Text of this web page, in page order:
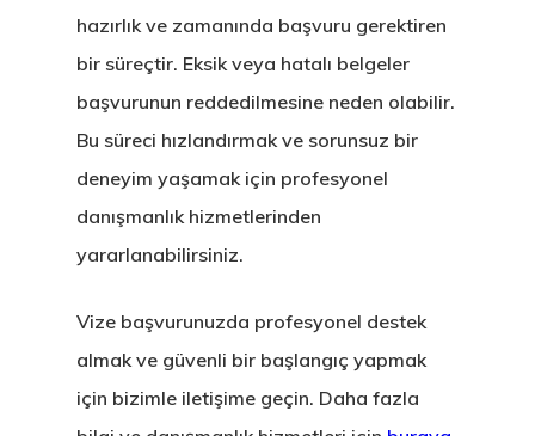
hazırlık ve zamanında başvuru gerektiren
bir süreçtir. Eksik veya hatalı belgeler
başvurunun reddedilmesine neden olabilir.
Bu süreci hızlandırmak ve sorunsuz bir
deneyim yaşamak için profesyonel
danışmanlık hizmetlerinden
yararlanabilirsiniz.
Vize başvurunuzda profesyonel destek
almak ve güvenli bir başlangıç yapmak
için bizimle iletişime geçin. Daha fazla
Yunanistan
Gayrimenkul
Oturma İzni –
Golden Visa